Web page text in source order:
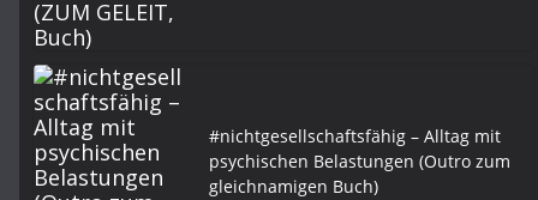
#nichtgesellschaftsfähig – Alltag mit
psychischen Belastungen (Outro zum
gleichnamigen Buch)